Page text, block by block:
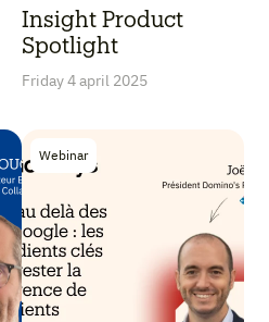
Insight Product
Spotlight
Friday 4 april 2025
Webinar